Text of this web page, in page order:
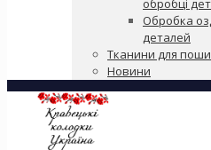
обробці
Обробка
деталей
Тканини для
Новини